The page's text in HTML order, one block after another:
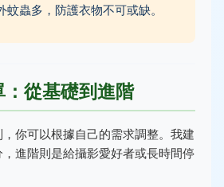
蟲多，防護衣物不可或缺。
從基礎到進階
你可以根據自己的需求調整。我建
進階則是給攝影愛好者或長時間停